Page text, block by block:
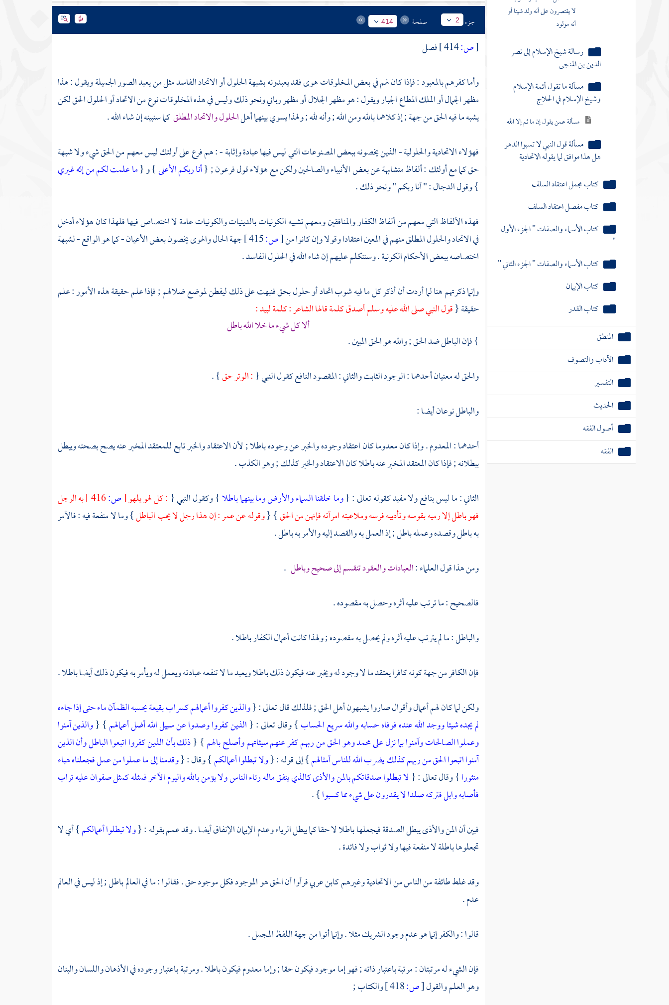
لا يقتصرون على أنه ولد شيئا أو
أنه مولود
رسالة شيخ الإسلام إلى نصر
الدين بن المنجى
مسألة ما تقول أئمة الإسلام
وشيخ الإسلام في الحلاج
مسألة عمن يقول إن ما ثم إلا الله
مسألة قول النبي لا تسبوا الدهر
هل هذا موافق لما يقوله الاتحادية
كتاب مجمل اعتقاد السلف
كتاب مفصل اعتقاد السلف
كتاب الأسماء والصفات " الجزء الأول
"
كتاب الأسماء والصفات " الجزء الثاني "
كتاب الإيمان
كتاب القدر
المنطق
الآداب والتصوف
التفسير
الحديث
أصول الفقه
الفقه
جزء 2 صفحة 414
[ص:
فصل
وأما كفرهم بالمعبود : فإذا كان لهم في بعض المخلوقات هوى فقد يعبدونه بشبهة الحلول أو الاتحاد الفاسد مثل من يعبد الصور الجميلة ويقول : هذا
مظهر الجمال أو الملك المطاع الجبار ويقول : هو مظهر الجلال أو مظهر رباني ونحو ذلك وليس في هذه المخلوقات نوع من الاتحاد أو الحلول الحق لكن
يشبه ما فيه الحق من جهة ; إذ كلاهما بالله ومن الله ; وأنه لله ; ولهذا يسوي بينهما أهلالحلول والاتحاد المطلقكما سنبينه إن شاء الله .
فهؤلاءالاتحاديةوالحلولية- الذين يخصونه ببعض المصنوعات التي ليس فيها عبادة وإثابة - : هم فرع على أولئك ليس معهم من الحق شيء ولا شبهة
حق كما مع أولئك : ألفاظ متشابهة عن بعض الأنبياء والصالحين ولكن مع هؤلاء قولفرعون; {أنا ربكم الأعلى} و {ما علمت لكم من إله غيري
} وقولالدجال: " أنا ربكم " ونحو ذلك .
فهذه الألفاظ التي معهم من ألفاظالكفاروالمنافقينومعهم تشبيه الكونيات بالدينيات والكونيات عامة لا اختصاص فيها فلهذا كان هؤلاء أدخل
في الاتحاد والحلول المطلق منهم في المعين اعتقادا وقولا وإن كانوا من[ص:
جهة الحال والهوى يخصون بعض الأعيان - كما هو الواقع - لشبهة
اختصاصه ببعض الأحكام الكونية . وسنتكلم عليهم إن شاء الله في الحلول الفاسد .
وإنما ذكرتهم هنا لما أردت أن أذكر كل ما فيه شوب اتحاد أو حلول بحق فنبهت على ذلك ليفطن لموضع ضلالهم ; فإذا علم حقيقة هذه الأمور : علم
حقيقة {قول النبي صلى الله عليه وسلم أصدق كلمة قالها الشاعر : كلمةلبيد:
ألا كل شيء ما خلا الله باطل
} فإن الباطل ضد الحق ; والله هو الحق المبين .
والحق له معنيان أحدهما : الوجود الثابت والثاني : المقصود النافع كقول النبي {: الوتر حق} .
والباطل نوعان أيضا :
أحدهما : المعدوم . وإذا كان معدوما كان اعتقاد وجوده والخبر عن وجوده باطلا ; لأن الاعتقاد والخبر تابع للمعتقد المخبر عنه يصح بصحته ويبطل
ببطلانه ; فإذا كان المعتقد المخبر عنه باطلا كان الاعتقاد والخبر كذلك ; وهو الكذب .
الثاني : ما ليس بنافع ولا مفيد كقوله تعالى : {وما خلقنا السماء والأرض وما بينهما باطلا} وكقول النبي {: كل لهو يلهو[ص:416 ]
به الرجل
فهو باطل إلا رميه بقوسه وتأديبه فرسه وملاعبته امرأته فإنهن من الحق} {وقوله عنعمر: إن هذا رجل لا يحب الباطل} وما لا منفعة فيه : فالأمر
به باطل وقصده وعمله باطل ; إذ العمل به والقصد إليه والأمر به باطل .
ومن هذا قول العلماء :العبادات والعقود تنقسم إلى صحيح وباطل .
فالصحيح : ما ترتب عليه أثره وحصل به مقصوده .
والباطل : ما لم يترتب عليه أثره ولم يحصل به مقصوده ; ولهذا كانت أعمال الكفار باطلا .
فإن الكافر من جهة كونه كافرا يعتقد ما لا وجود له ويخبر عنه فيكون ذلك باطلا ويعبد ما لا تنفعه عبادته ويعمل له ويأمر به فيكون ذلك أيضا باطلا .
ولكن لما كان لهم أعمال وأقوال صاروا يشبهون أهل الحق ; فلذلك قال تعالى : {والذين كفروا أعمالهم كسراب بقيعة يحسبه الظمآن ماء حتى إذا جاءه
لم يجده شيئا ووجد الله عنده فوفاه حسابه والله سريع الحساب} وقال تعالى : {الذين كفروا وصدوا عن سبيل الله أضل أعمالهم} {والذين آمنوا
وعملوا الصالحات وآمنوا بما نزل على محمد وهو الحق من ربهم كفر عنهم سيئاتهم وأصلح بالهم} {ذلك بأن الذين كفروا اتبعوا الباطل وأن الذين
آمنوا اتبعوا الحق من ربهم كذلك يضرب الله للناس أمثالهم} إلى قوله : {ولا تبطلوا أعمالكم} وقال : {وقدمنا إلى ما عملوا من عمل فجعلناه هباء
منثورا} وقال تعالى : {لا تبطلوا صدقاتكم بالمن والأذى كالذي ينفق ماله رئاء الناس ولا يؤمن بالله واليوم الآخر فمثله كمثل صفوان عليه تراب
فأصابه وابل فتركه صلدا لا يقدرون على شيء مما كسبوا} .
فبين أن المن والأذى يبطل الصدقة فيجعلها باطلا لا حقا كما يبطل الرياء وعدم الإيمان الإنفاق أيضا . وقد عمم بقوله : {ولا تبطلوا أعمالكم} أي لا
تجعلوها باطلة لا منفعة فيها ولا ثواب ولا فائدة .
وقد غلط طائفة من الناس منالاتحاديةوغيرهمكابن عربيفرأوا أن الحق هو الموجود فكل موجود حق . فقالوا : ما في العالم باطل ; إذ ليس في العالم
عدم .
قالوا : والكفر إنما هو عدم وجود الشريك مثلا . وإنما أتوا من جهة اللفظ المجمل .
فإن الشيء له مرتبتان : مرتبة باعتبار ذاته ; فهو إما موجود فيكون حقا ; وإما معدوم فيكون باطلا . ومرتبة باعتبار وجوده في الأذهان واللسان والبنان
وهو العلم والقول[ص:
والكتاب ;